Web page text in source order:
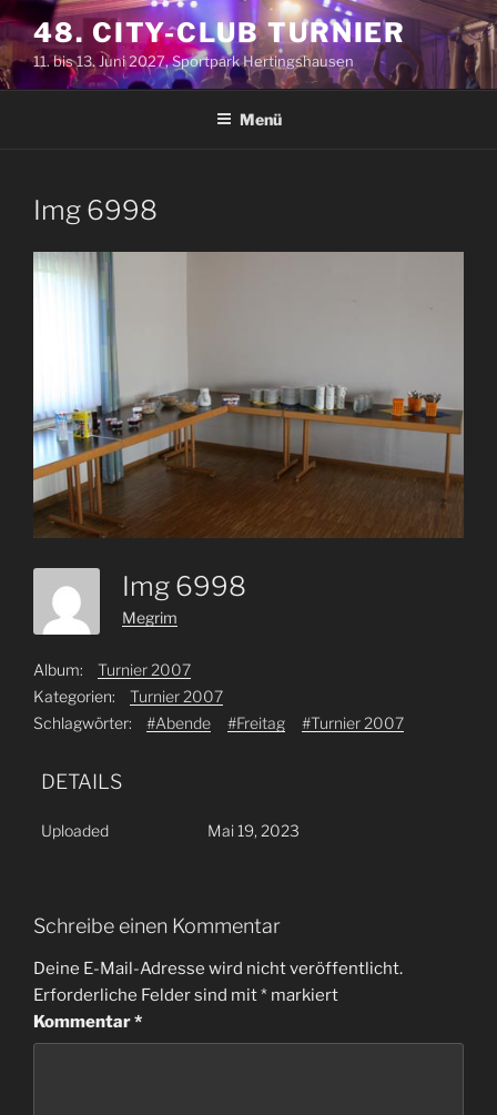
Zum
Inhalt
springen
48. CITY-CLUB TURNIER
11. bis 13. Juni 2027, Sportpark Hertingshausen
Menü
Img 6998
Img 6998
Megrim
Album:
Turnier 2007
Kategorien:
Turnier 2007
Schlagwörter:
#Abende #Freitag #Turnier 2007
DETAILS
Uploaded Mai 19, 2023
Schreibe einen Kommentar
Deine E-Mail-Adresse wird nicht veröffentlicht.
Erforderliche Felder sind mit* markiert
Kommentar*